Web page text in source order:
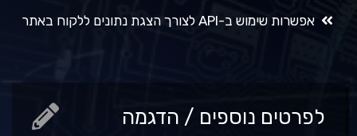
אפשרות שימוש ב-API לצורך הצגת נתונים ללקוח באתר
לפרטים נוספים / הדגמה